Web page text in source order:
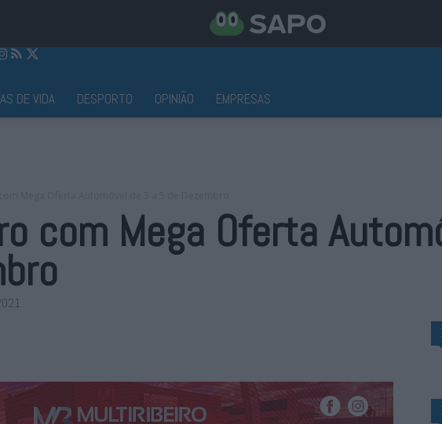
DE VIDA DESPORTO OPINIÃO EMPRESAS
com Mega Oferta